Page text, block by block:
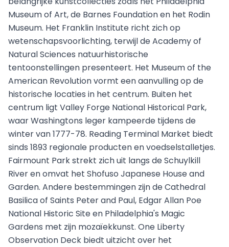
Museum of Art, de Barnes Foundation en het Rodin
Museum. Het Franklin Institute richt zich op
wetenschapsvoorlichting, terwijl de Academy of
Natural Sciences natuurhistorische
tentoonstellingen presenteert. Het Museum of the
American Revolution vormt een aanvulling op de
historische locaties in het centrum. Buiten het
centrum ligt Valley Forge National Historical Park,
waar Washingtons leger kampeerde tijdens de
winter van 1777-78. Reading Terminal Market biedt
sinds 1893 regionale producten en voedselstalletjes.
Fairmount Park strekt zich uit langs de Schuylkill
River en omvat het Shofuso Japanese House and
Garden. Andere bestemmingen zijn de Cathedral
Basilica of Saints Peter and Paul, Edgar Allan Poe
National Historic Site en Philadelphia's Magic
Gardens met zijn mozaïekkunst. One Liberty
Observation Deck biedt uitzicht over het